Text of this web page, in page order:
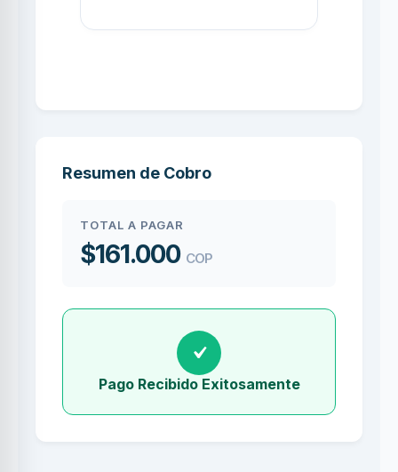
Resumen de Cobro
TOTAL A PAGAR
$161.000 COP
Pago Recibido Exitosamente